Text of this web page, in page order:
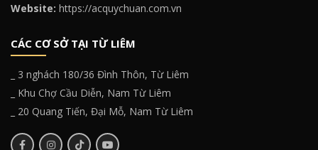
Website: https://acquychuan.com.vn
CÁC CƠ SỞ TẠI TỪ LIÊM
_ 3 nghách 180/36 Đình Thôn, Từ Liêm
_ Khu Chợ Cầu Diễn, Nam Từ Liêm
_ 20 Quang Tiến, Đại Mỗ, Nam Từ Liêm